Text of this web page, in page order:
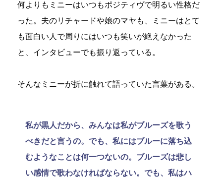
何よりもミニーはいつもポジティヴで明るい性格だ
った。夫のリチャードや娘のマヤも、ミニーはとて
も面白い人で周りにはいつも笑いが絶えなかった
と、インタビューでも振り返っている。
そんなミニーが折に触れて語っていた言葉がある。
私が黒人だから、みんなは私がブルーズを歌う
べきだと言うの。でも、私にはブルーに落ち込
むようなことは何一つないの。ブルーズは悲し
い感情で歌わなければならない。でも、私はハ